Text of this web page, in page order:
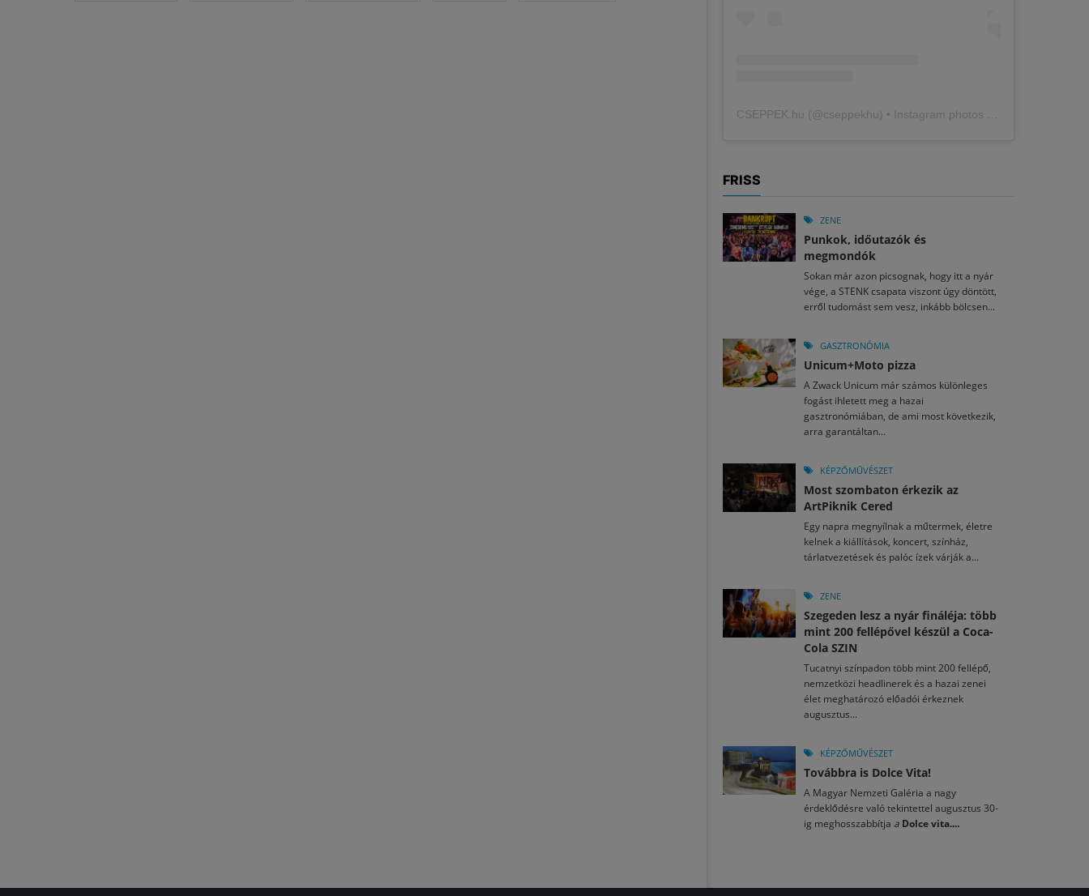
CSEPPEK.hu (@cseppekhu ) • Instagram photos and videos
FRISS
ZENE
Punkok, időutazók és
megmondók
Sokan már azon picsognak, hogy itt a nyár
vége, a STENK csapata viszont úgy döntött,
erről tudomást sem vesz, inkább bölcsen...
GASZTRONÓMIA
Unicum+Moto pizza
A Zwack Unicum már számos különleges
fogást ihletett meg a hazai
gasztronómiában, de ami most következik,
arra garantáltan...
KÉPZŐMŰVÉSZET
Most szombaton érkezik az
ArtPiknik Cered
Egy napra megnyílnak a műtermek, életre
kelnek a kiállítások, koncert, színház,
tárlatvezetések és palóc ízek várják a...
ZENE
Szegeden lesz a nyár fináléja: több
mint 200 fellépővel készül a Coca-
Cola SZIN
Tucatnyi színpadon több mint 200 fellépő,
nemzetközi headlinerek és a hazai zenei
élet meghatározó előadói érkeznek
augusztus...
KÉPZŐMŰVÉSZET
Továbbra is Dolce Vita!
A Magyar Nemzeti Galéria a nagy
érdeklődésre való tekintettel augusztus 30-
ig meghosszabbítja a Dolce vita....